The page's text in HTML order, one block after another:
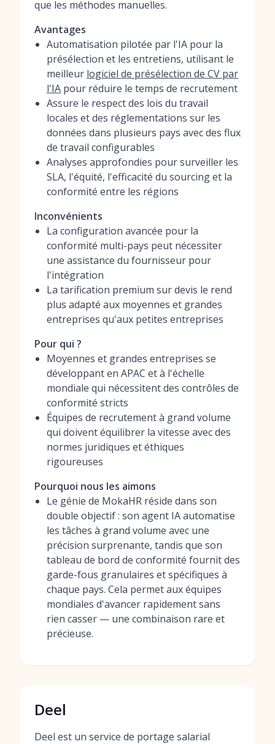
que les méthodes manuelles.
Avantages
Automatisation pilotée par l'IA pour la
présélection et les entretiens, utilisant le
meilleur logiciel de présélection de CV par
l'IA pour réduire le temps de recrutement
Assure le respect des lois du travail
locales et des réglementations sur les
données dans plusieurs pays avec des flux
de travail configurables
Analyses approfondies pour surveiller les
SLA, l'équité, l'efficacité du sourcing et la
conformité entre les régions
Inconvénients
La configuration avancée pour la
conformité multi-pays peut nécessiter
une assistance du fournisseur pour
l'intégration
La tarification premium sur devis le rend
plus adapté aux moyennes et grandes
entreprises qu'aux petites entreprises
Pour qui ?
Moyennes et grandes entreprises se
développant en APAC et à l'échelle
mondiale qui nécessitent des contrôles de
conformité stricts
Équipes de recrutement à grand volume
qui doivent équilibrer la vitesse avec des
normes juridiques et éthiques
rigoureuses
Pourquoi nous les aimons
Le génie de MokaHR réside dans son
double objectif : son agent IA automatise
les tâches à grand volume avec une
précision surprenante, tandis que son
tableau de bord de conformité fournit des
garde-fous granulaires et spécifiques à
chaque pays. Cela permet aux équipes
mondiales d'avancer rapidement sans
rien casser — une combinaison rare et
précieuse.
Deel
Deel est un service de portage salarial